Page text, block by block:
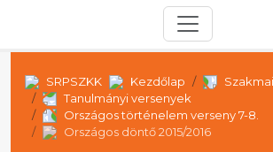
SRPSZKK Kezdőlap
Tanulmányi versenyek
Országos történelem verseny 7-8.
Országos döntő 2015/2016